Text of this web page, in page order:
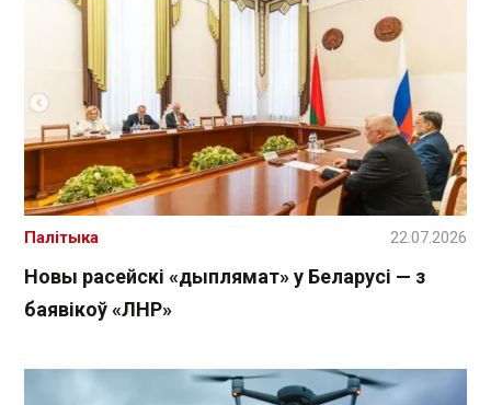
Новы расейскі «дыплямат» у Беларусі — з
баявікоў «ЛНР»
Палітыка 22.07.2026